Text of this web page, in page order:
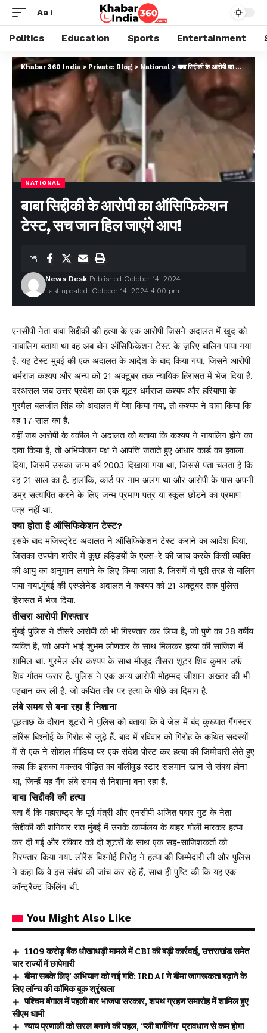
Aa
Politics Education Sports Entertainment
Khabar 360 India > Private: Blog> National >बाबा सिद्दीकी के आरोपी का ऑसिफिकेशन टेस्ट, सच जान हिल जाएंगे आप!
NATIONAL
बाबा सिद्दीकी के आरोपी का ऑसिफिकेशन
टेस्ट, सच जान हिल जाएंगे आप!
Last updated: October 14, 2024 4:00 pm
News Desk Published October 14, 2024
एनसीपी नेता बाबा सिद्दीकी की हत्या के एक आरोपी जिसने अदालत में खुद को
नाबालिग बताया था वह अब बोन ऑसिफिकेशन टेस्ट के ज़रिए बालिग पाया गया
है. यह टेस्ट मुंबई की एक अदालत के आदेश के बाद किया गया, जिसने आरोपी
धर्मराज कश्यप और अन्य को 21 अक्टूबर तक न्यायिक हिरासत में भेज दिया है.
दरअसल जब उत्तर प्रदेश का एक शूटर धर्मराज कश्यप और हरियाणा के
गुरमैल बलजीत सिंह को अदालत में पेश किया गया, तो कश्यप ने दावा किया कि
वह 17 साल का है.
वहीं जब आरोपी के वकील ने अदालत को बताया कि कश्यप ने नाबालिग होने का
दावा किया है, तो अभियोजन पक्ष ने आपत्ति जताते हुए आधार कार्ड का हवाला
दिया, जिसमें उसका जन्म वर्ष 2003 दिखाया गया था, जिससे पता चलता है कि
वह 21 साल का है. हालांकि, कार्ड पर नाम अलग था और आरोपी के पास अपनी
उम्र सत्यापित करने के लिए जन्म प्रमाण पत्र या स्कूल छोड़ने का प्रमाण
पत्र नहीं था.
क्या होता है ऑसिफिकेशन टेस्ट?
इसके बाद मजिस्ट्रेट अदालत ने ऑसिफिकेशन टेस्ट कराने का आदेश दिया,
जिसका उपयोग शरीर में कुछ हड्डियों के एक्स-रे की जांच करके किसी व्यक्ति
की आयु का अनुमान लगाने के लिए किया जाता है. जिसमें वो पूरी तरह से बालिग
पाया गया.मुंबई की एस्प्लेनेड अदालत ने कश्यप को 21 अक्टूबर तक पुलिस
हिरासत में भेज दिया.
तीसरा आरोपी गिरफ्तार
मुंबई पुलिस ने तीसरे आरोपी को भी गिरफ्तार कर लिया है, जो पुणे का 28 वर्षीय
व्यक्ति है, जो अपने भाई शुभम लोणकर के साथ मिलकर हत्या की साजिश में
शामिल था. गुरमेल और कश्यप के साथ मौजूद तीसरा शूटर शिव कुमार उर्फ ​​
शिव गौतम फरार है. पुलिस ने एक अन्य आरोपी मोहम्मद जीशान अख्तर की भी
पहचान कर ली है, जो कथित तौर पर हत्या के पीछे का दिमाग है.
लंबे समय से बना रहा है निशाना
पूछताछ के दौरान शूटरों ने पुलिस को बताया कि वे जेल में बंद कुख्यात गैंगस्टर
लॉरेंस बिश्नोई के गिरोह से जुड़े हैं. बाद में रविवार को गिरोह के कथित सदस्यों
में से एक ने सोशल मीडिया पर एक संदेश पोस्ट कर हत्या की जिम्मेदारी लेते हुए
कहा कि इसका मकसद पीड़ित का बॉलीवुड स्टार सलमान खान से संबंध होना
था, जिन्हें यह गैंग लंबे समय से निशाना बना रहा है.
बाबा सिद्दीकी की हत्या
बता दें कि महाराष्ट्र के पूर्व मंत्री और एनसीपी अजित पवार गुट के नेता
सिद्दीकी की शनिवार रात मुंबई में उनके कार्यालय के बाहर गोली मारकर हत्या
कर दी गई और रविवार को दो शूटरों के साथ एक सह-साजिशकर्ता को
गिरफ्तार किया गया. लॉरेंस बिश्नोई गिरोह ने हत्या की जिम्मेदारी ली और पुलिस
ने कहा कि वे इस संबंध की जांच कर रहे हैं, साथ ही पुष्टि की कि यह एक
कॉन्ट्रैक्ट किलिंग थी.
You Might Also Like
₹1109 करोड़ बैंक धोखाधड़ी मामले में CBI की बड़ी कार्रवाई, उत्तराखंड समेत
चार राज्यों में छापेमारी
बीमा सबके लिए’ अभियान को नई गति: IRDAI ने बीमा जागरूकता बढ़ाने के
लिए लॉन्च की कॉमिक बुक श्रृंखला
पश्चिम बंगाल में पहली बार भाजपा सरकार, शपथ ग्रहण समारोह में शामिल हुए
सीएम धामी
न्याय प्रणाली को सरल बनाने की पहल, ‘प्ली बार्गेनिंग’ प्रावधान से कम होगा